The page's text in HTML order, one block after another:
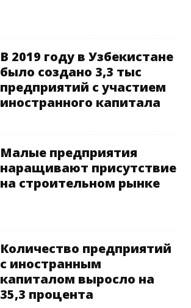
В 2019 году в Узбекистане
было создано 3,3 тыс
предприятий с участием
иностранного капитала
Малые предприятия
наращивают присутствие
на строительном рынке
Количество предприятий
с иностранным
капиталом выросло на
35,3 процента